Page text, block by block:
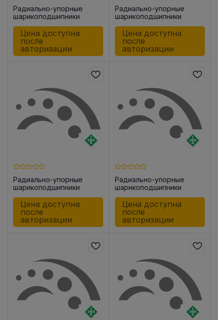
Радиально-упорные
шарикоподшипники
Цена доступна
после
авторизации
Радиально-упорные
шарикоподшипники
Цена доступна
после
авторизации
Радиально-упорные
шарикоподшипники
ZKLF2575 -2RS-PE
Цена доступна
после
авторизации
Радиально-упорные
шарикоподшипники
ZKLF3080 -2RS-PE
Цена доступна
после
авторизации